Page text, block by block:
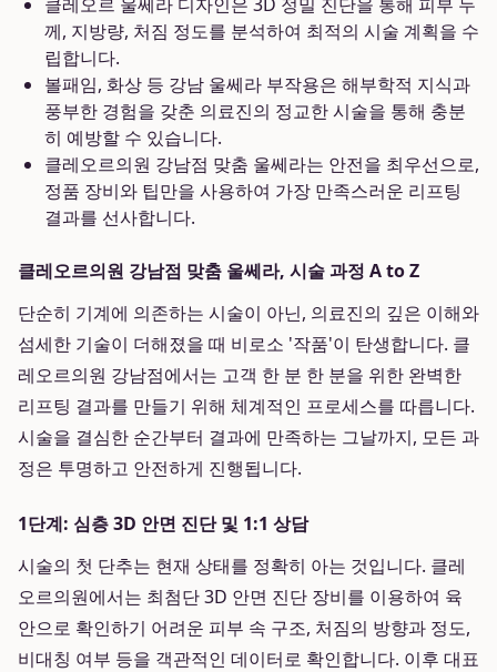
께, 지방량, 처짐 정도를 분석하여 최적의 시술 계획을 수
립합니다.
볼패임, 화상 등 강남 울쎄라 부작용은 해부학적 지식과
풍부한 경험을 갖춘 의료진의 정교한 시술을 통해 충분
히 예방할 수 있습니다.
클레오르의원 강남점 맞춤 울쎄라는 안전을 최우선으로,
정품 장비와 팁만을 사용하여 가장 만족스러운 리프팅
결과를 선사합니다.
클레오르의원 강남점 맞춤 울쎄라, 시술 과정 A to Z
단순히 기계에 의존하는 시술이 아닌, 의료진의 깊은 이해와
섬세한 기술이 더해졌을 때 비로소 '작품'이 탄생합니다. 클
레오르의원 강남점에서는 고객 한 분 한 분을 위한 완벽한
리프팅 결과를 만들기 위해 체계적인 프로세스를 따릅니다.
시술을 결심한 순간부터 결과에 만족하는 그날까지, 모든 과
정은 투명하고 안전하게 진행됩니다.
1단계: 심층 3D 안면 진단 및 1:1 상담
시술의 첫 단추는 현재 상태를 정확히 아는 것입니다. 클레
오르의원에서는 최첨단 3D 안면 진단 장비를 이용하여 육
안으로 확인하기 어려운 피부 속 구조, 처짐의 방향과 정도,
비대칭 여부 등을 객관적인 데이터로 확인합니다. 이후 대표